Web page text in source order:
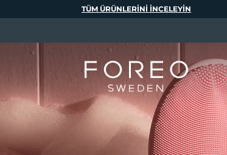
TÜM ÜRÜNLERINI INCELEYIN